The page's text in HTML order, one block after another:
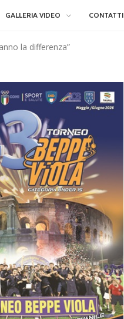
GALLERIA VIDEO CONTATTI
la differenza”